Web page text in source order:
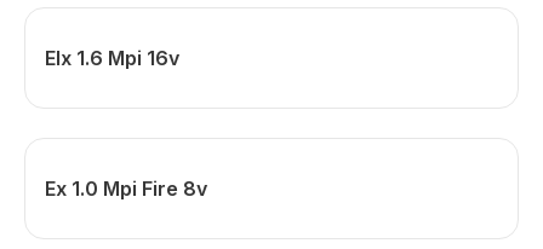
Elx 1.6 Mpi 16v
Ex 1.0 Mpi Fire 8v